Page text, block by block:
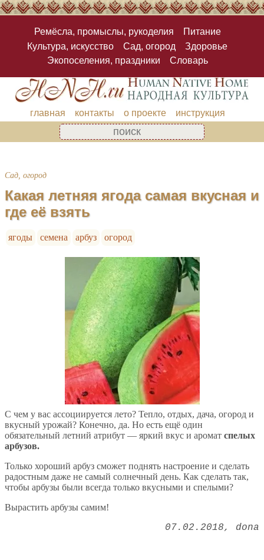
Ремёсла, промыслы, рукоделия
Питание
Культура, искусство
Сад, огород
Здоровье
Экопоселения, праздники
Словарь
главная контакты о проекте инструкция
Сад, огород
Какая летняя ягода самая вкусная и
где её взять
ягоды семена арбуз огород
С чем у вас ассоциируется лето? Тепло, отдых, дача, огород и
вкусный урожай? Конечно, да. Но есть ещё один
обязательный летний атрибут — яркий вкус и аромат спелых
арбузов.
Только хороший арбуз сможет поднять настроение и сделать
радостным даже не самый солнечный день. Как сделать так,
чтобы арбузы были всегда только вкусными и спелыми?
Вырастить арбузы самим!
07.02.2018 dona